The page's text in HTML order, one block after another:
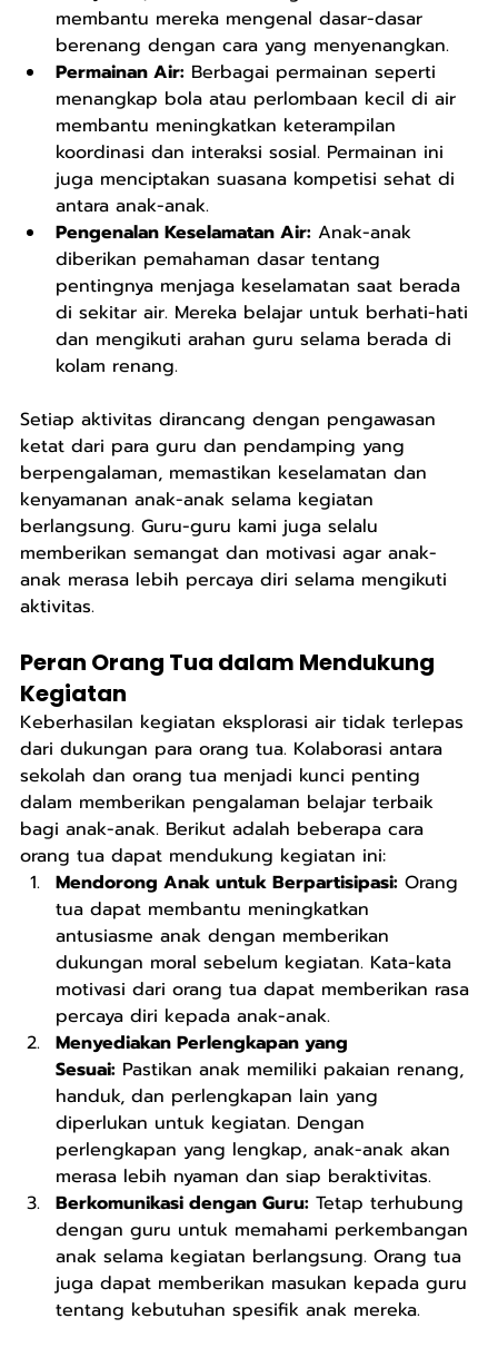
membantu mereka mengenal dasar-dasar
berenang dengan cara yang menyenangkan.
Permainan Air: Berbagai permainan seperti
menangkap bola atau perlombaan kecil di air
membantu meningkatkan keterampilan
koordinasi dan interaksi sosial. Permainan ini
juga menciptakan suasana kompetisi sehat di
antara anak-anak.
Pengenalan Keselamatan Air: Anak-anak
diberikan pemahaman dasar tentang
pentingnya menjaga keselamatan saat berada
di sekitar air. Mereka belajar untuk berhati-hati
dan mengikuti arahan guru selama berada di
kolam renang.
Setiap aktivitas dirancang dengan pengawasan
ketat dari para guru dan pendamping yang
berpengalaman, memastikan keselamatan dan
kenyamanan anak-anak selama kegiatan
berlangsung. Guru-guru kami juga selalu
memberikan semangat dan motivasi agar anak-
anak merasa lebih percaya diri selama mengikuti
aktivitas.
Peran Orang Tua dalam Mendukung
Kegiatan
Keberhasilan kegiatan eksplorasi air tidak terlepas
dari dukungan para orang tua. Kolaborasi antara
sekolah dan orang tua menjadi kunci penting
dalam memberikan pengalaman belajar terbaik
bagi anak-anak. Berikut adalah beberapa cara
orang tua dapat mendukung kegiatan ini:
Mendorong Anak untuk Berpartisipasi: Orang
tua dapat membantu meningkatkan
antusiasme anak dengan memberikan
dukungan moral sebelum kegiatan. Kata-kata
motivasi dari orang tua dapat memberikan rasa
percaya diri kepada anak-anak.
Menyediakan Perlengkapan yang
Sesuai: Pastikan anak memiliki pakaian renang,
handuk, dan perlengkapan lain yang
diperlukan untuk kegiatan. Dengan
perlengkapan yang lengkap, anak-anak akan
merasa lebih nyaman dan siap beraktivitas.
Berkomunikasi dengan Guru: Tetap terhubung
dengan guru untuk memahami perkembangan
anak selama kegiatan berlangsung. Orang tua
juga dapat memberikan masukan kepada guru
tentang kebutuhan spesifik anak mereka.